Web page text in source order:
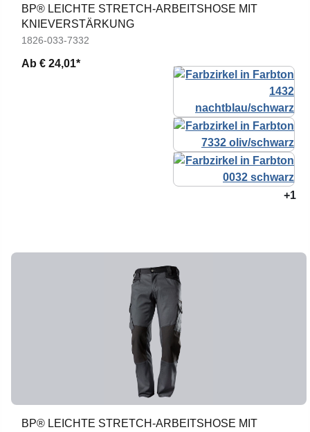
BP® LEICHTE STRETCH-ARBEITSHOSE MIT
KNIEVERSTÄRKUNG
1826-033-7332
Ab € 24,01*
+1
BP® LEICHTE STRETCH-ARBEITSHOSE MIT